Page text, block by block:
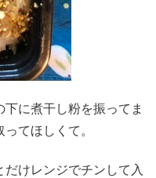
に煮干し粉を振ってま
てほしくて。
けレンジでチンして入